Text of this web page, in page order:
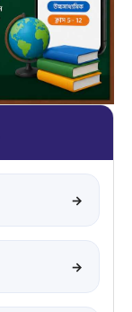
→
→